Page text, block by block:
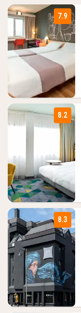
7.9
8.2
8.3